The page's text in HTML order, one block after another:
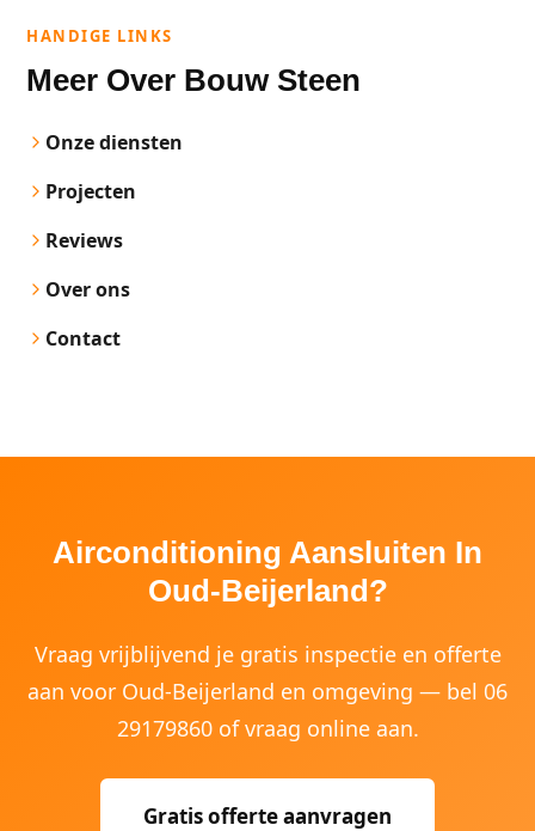
HANDIGE LINKS
Meer Over Bouw Steen
Onze diensten
Projecten
Reviews
Over ons
Contact
Airconditioning Aansluiten In
Oud-Beijerland?
Vraag vrijblijvend je gratis inspectie en offerte
aan voor Oud-Beijerland en omgeving — bel 06
29179860 of vraag online aan.
Gratis offerte aanvragen